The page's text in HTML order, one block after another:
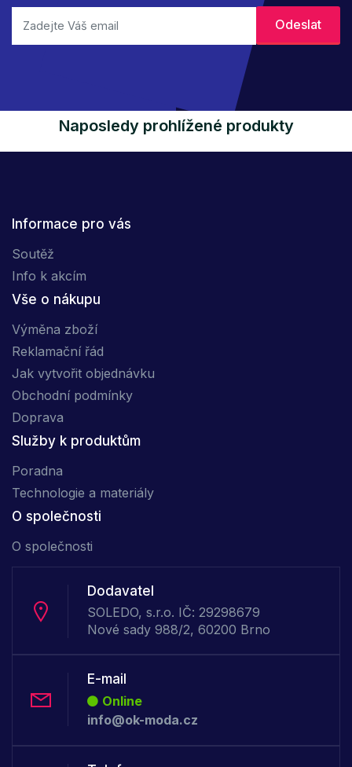
Naposledy prohlížené produkty
Informace pro vás
Soutěž
Info k akcím
Vše o nákupu
Výměna zboží
Reklamační řád
Jak vytvořit objednávku
Obchodní podmínky
Doprava
Služby k produktům
Poradna
Technologie a materiály
O společnosti
O společnosti
Dodavatel
SOLEDO, s.r.o. IČ: 29298679
Nové sady 988/2, 60200 Brno
E-mail
Online
info@ok-moda.cz